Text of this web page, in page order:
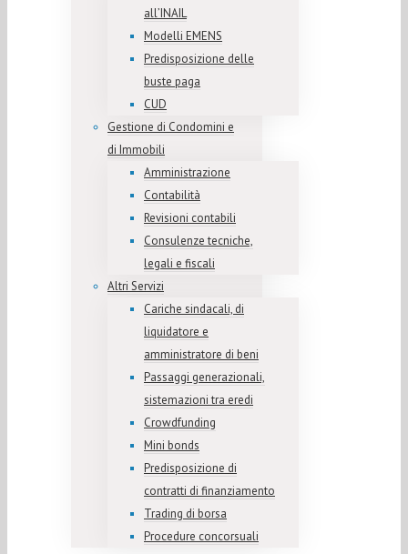
all’INAIL
Modelli EMENS
Predisposizione delle
buste paga
CUD
Gestione di Condomini e
di Immobili
Amministrazione
Contabilità
Revisioni contabili
Consulenze tecniche,
legali e fiscali
Altri Servizi
Cariche sindacali, di
liquidatore e
amministratore di beni
Passaggi generazionali,
sistemazioni tra eredi
Crowdfunding
Mini bonds
Predisposizione di
contratti di finanziamento
Trading di borsa
Procedure concorsuali